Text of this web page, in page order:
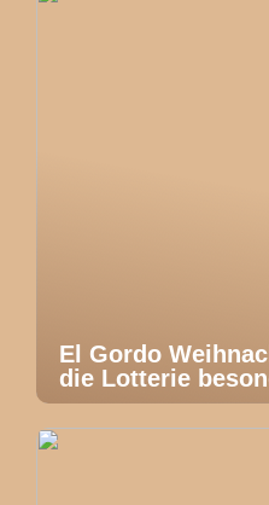
El Gordo
die Lotterie